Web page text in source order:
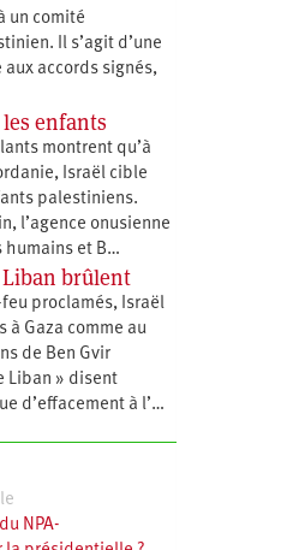
un comité
Il s’agit d’une
accords signés,
enfants
montrent qu’à
Israël cible
palestiniens.
l’agence onusienne
humains et B…
Liban brûlent
proclamés, Israël
à Gaza comme au
de Ben Gvir
Liban » disent
d’effacement à l’…
NPA-